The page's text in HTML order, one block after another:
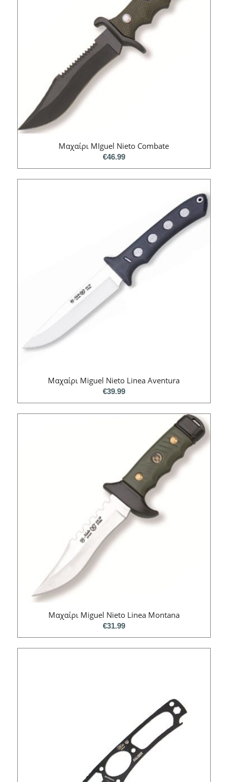
Mαχαίρι MIguel Nieto Combate
€46.99
Mαχαίρι Miguel Nieto Linea Aventura
€39.99
Mαχαίρι Miguel Nieto Linea Montana
€31.99